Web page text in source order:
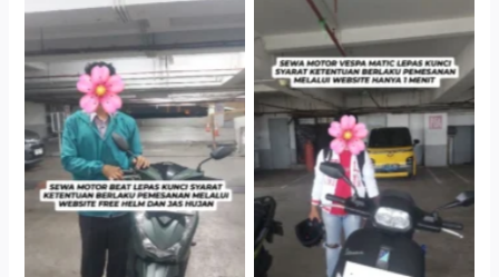
Cityplaza Jatinegara
Gedung Parkir P6A
Cityplaza Jatinegara
Gedung Parkir P6A